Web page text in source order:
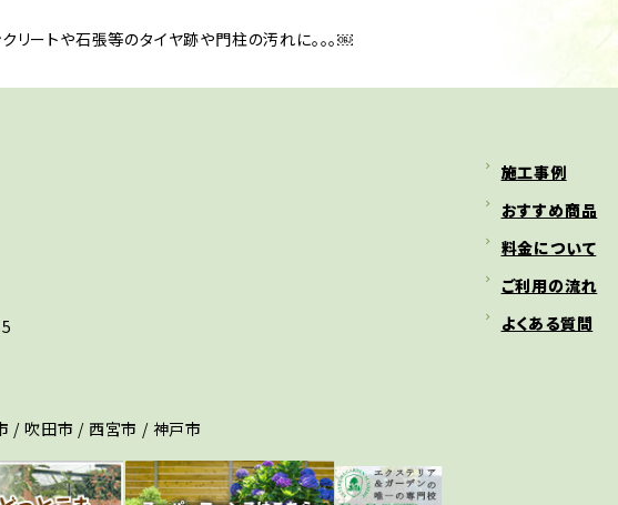
リートや石張等のタイヤ跡や門柱の汚れに。。。￼
/ 吹田市 / 西宮市 / 神戸市
施工事例
おすすめ商品
料金について
ご利用の流れ
よくある質問